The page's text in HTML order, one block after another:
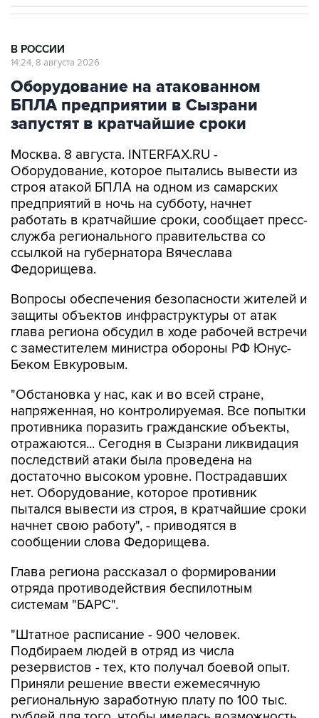
В РОССИИ
14:24, 8 августа 2026
Оборудование на атакованном
БПЛА предприятии в Сызрани
запустят в кратчайшие сроки
Москва. 8 августа. INTERFAX.RU -
Оборудование, которое пытались вывести из
строя атакой БПЛА на одном из самарских
предприятий в ночь на субботу, начнет
работать в кратчайшие сроки, сообщает пресс-
служба регионального правительства со
ссылкой на губернатора Вячеслава
Федорищева.
Вопросы обеспечения безопасности жителей и
защиты объектов инфраструктуры от атак
глава региона обсудил в ходе рабочей встречи
с заместителем министра обороны РФ Юнус-
Беком Евкуровым.
"Обстановка у нас, как и во всей стране,
напряженная, но контролируемая. Все попытки
противника поразить гражданские объекты,
отражаются... Сегодня в Сызрани ликвидация
последствий атаки была проведена на
достаточно высоком уровне. Пострадавших
нет. Оборудование, которое противник
пытался вывести из строя, в кратчайшие сроки
начнет свою работу", - приводятся в
сообщении слова Федорищева.
Глава региона рассказал о формировании
отряда противодействия беспилотным
системам "БАРС".
"Штатное расписание - 900 человек.
Подбираем людей в отряд из числа
резервистов - тех, кто получал боевой опыт.
Приняли решение ввести ежемесячную
региональную заработную плату по 100 тыс.